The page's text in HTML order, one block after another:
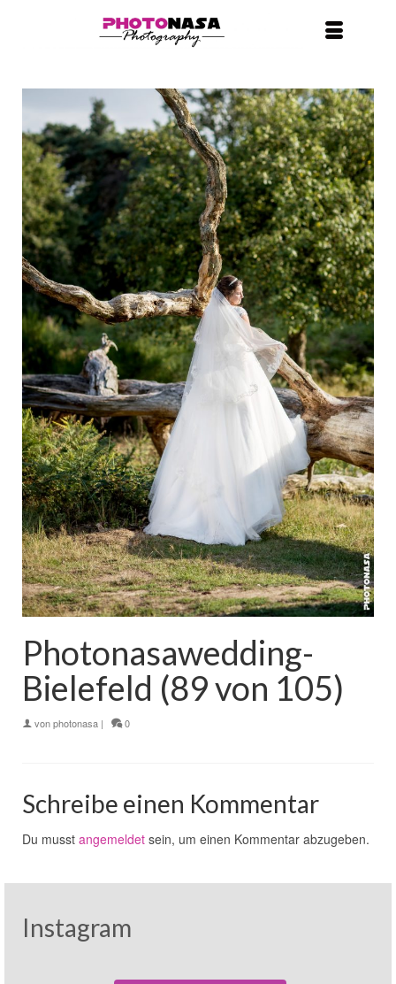
Photonasawedding-
Bielefeld (89 von 105)
vonphotonasa | 0
Schreibe einen Kommentar
Du musst angemeldet sein, um einen Kommentar abzugeben.
Instagram